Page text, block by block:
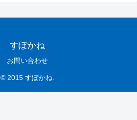
すぽかね
お問い合わせ
© 2015 すぽかね.